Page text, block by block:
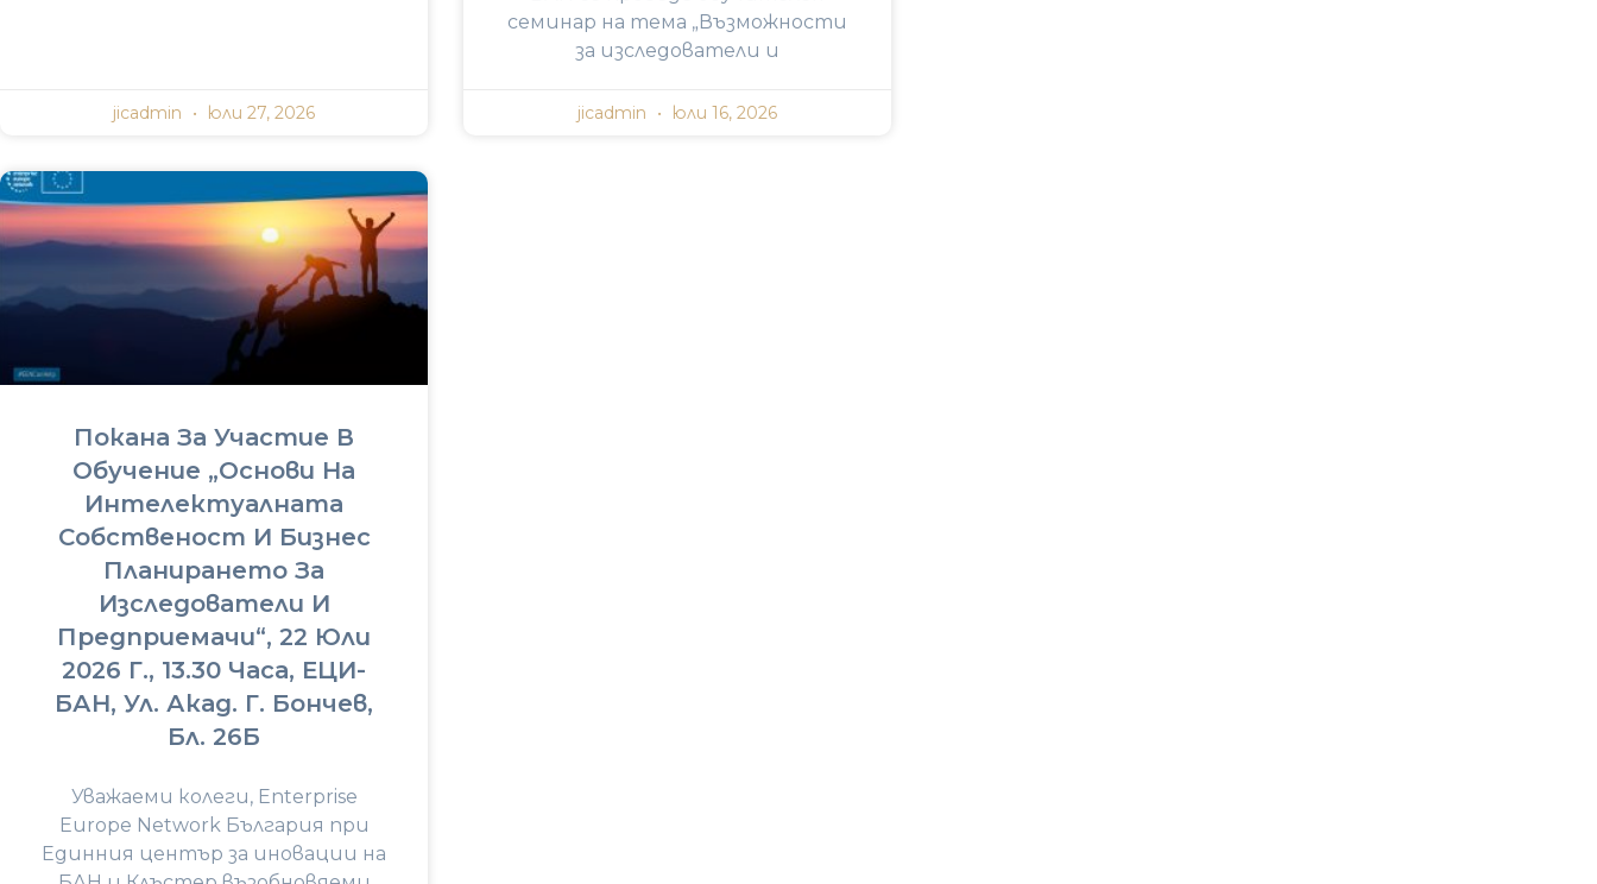
jicadmin юли 27, 2026
семинар на тема „Възможности
за изследователи и
jicadmin юли 16, 2026
Покана За Участие В
Обучение „Основи На
Интелектуалната
Собственост И Бизнес
Планирането За
Изследователи И
Предприемачи“, 22 Юли
2026 Г., 13.30 Часа, ЕЦИ-
БАН, Ул. Акад. Г. Бончев,
Бл. 26Б
Уважаеми колеги, Enterprise
Europe Network България при
Единния център за иновации на